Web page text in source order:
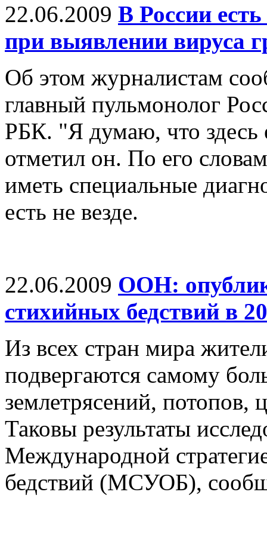
22.06.2009 В России
при выявлении вируса
Об этом журналистам
главный пульмонолог
РБК. "Я думаю, что здесь
отметил он. По его
иметь специальные
есть не везде.
22.06.2009 ООН:
стихийных бедствий в
Из всех стран мира
подвергаются самому
землетрясений, потопов,
Таковы результаты
Международной
бедствий (МСУОБ),